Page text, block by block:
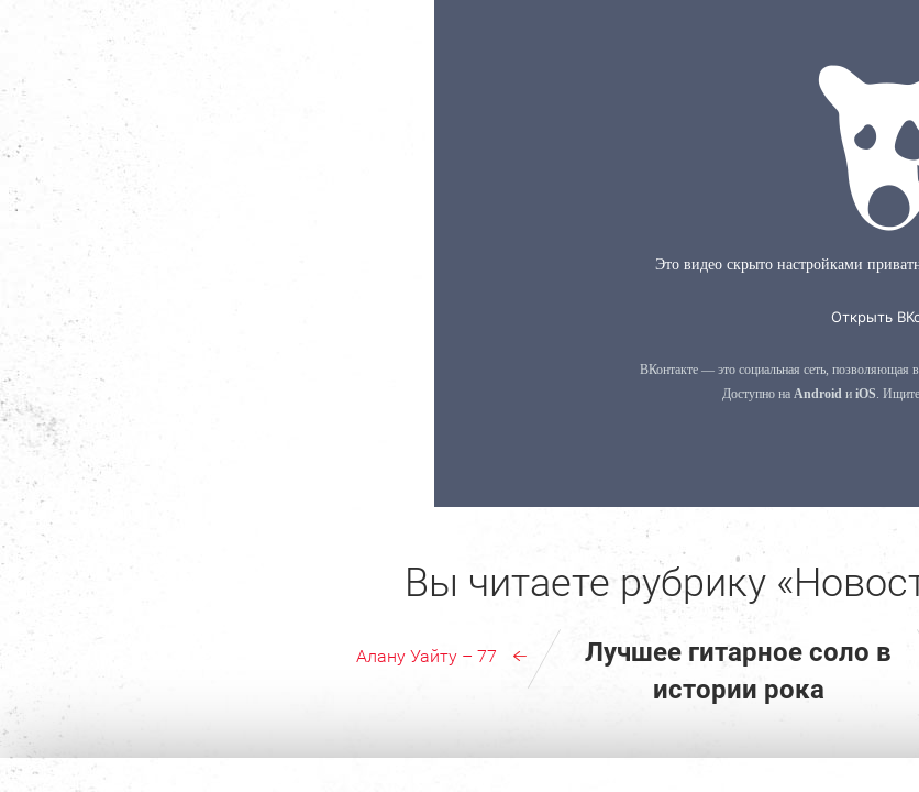
Вы читаете рубрику
Алану Уайту – 77
Лучшее гитарное соло в
истории рока